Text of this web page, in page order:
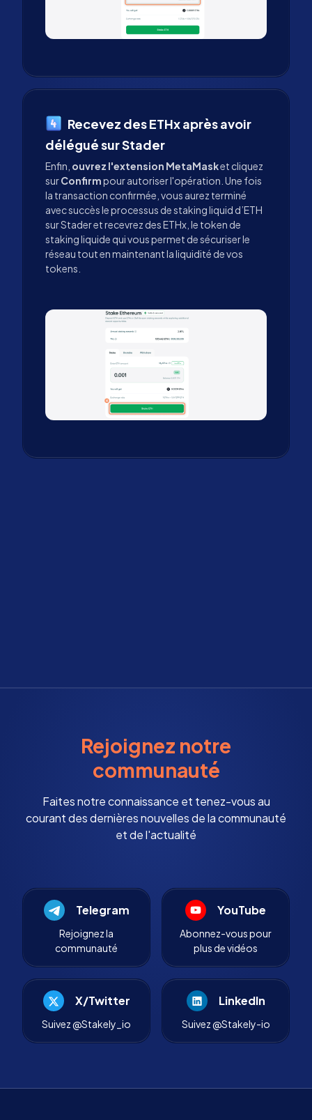
Recevez des ETHx après avoir
délégué sur Stader
Enfin, ouvrez l'extension MetaMasket cliquez
surConfirmpour autoriser l'opération. Une fois
la transaction confirmée, vous aurez terminé
avec succès le processus de staking liquid d’ETH
sur Stader et recevrez des ETHx, le token de
staking liquide qui vous permet de sécuriser le
réseau tout en maintenant la liquidité de vos
tokens.
Rejoignez notre
communauté
Faites notre connaissance et tenez-vous au
courant des dernières nouvelles de la communauté
et de l'actualité
Telegram
Rejoignez la
communauté
YouTube
Abonnez-vous pour
plus de vidéos
X/Twitter
Suivez @Stakely_io
LinkedIn
Suivez @Stakely-io